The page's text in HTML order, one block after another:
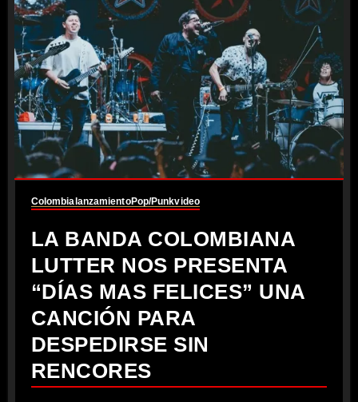
Colombia lanzamientoPop/Punkvideo
LA BANDA COLOMBIANA
LUTTER NOS PRESENTA
“DÍAS MAS FELICES” UNA
CANCIÓN PARA
DESPEDIRSE SIN
RENCORES